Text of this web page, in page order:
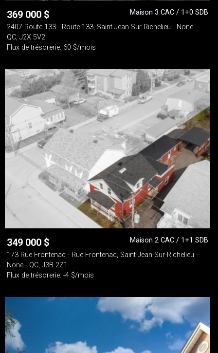
369 000 $
Maison 3 CAC / 1+0 SDB
2407 Route 133 - Route 133, Saint-Jean-Sur-Richelieu - None -
QC, J2X 5V2
Flux de trésorerie: 60 $/mois
349 000 $
Maison 2 CAC / 1+1 SDB
173 Rue Frontenac - Rue Frontenac, Saint-Jean-Sur-Richelieu -
None - QC, J3B 2Z1
Flux de trésorerie: -4 $/mois